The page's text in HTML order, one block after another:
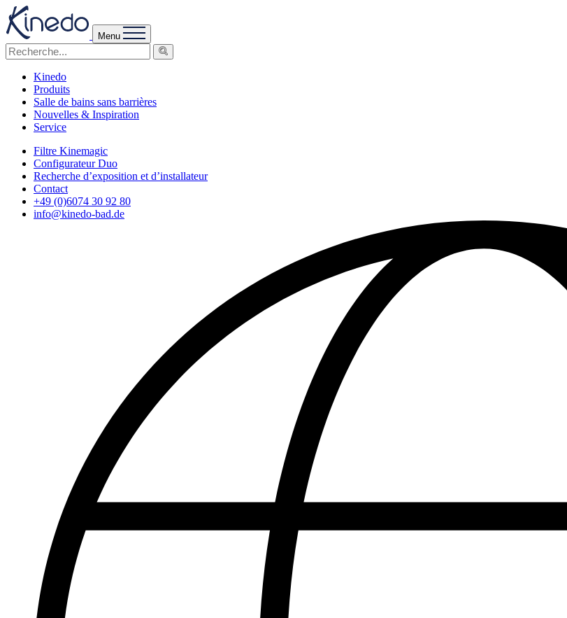
Menu
Kinedo
Produits
Salle de bains sans barrières
Nouvelles & Inspiration
Service
Filtre Kinemagic
Configurateur Duo
Recherche d’exposition et d’installateur
Contact
+49 (0)6074 30 92 80
info@kinedo-bad.de